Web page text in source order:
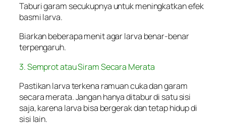
Taburi garam secukupnya untuk meningkatkan efek
basmi larva.
Biarkan beberapa menit agar larva benar-benar
terpengaruh.
3. Semprot atau Siram Secara Merata
Pastikan larva terkena ramuan cuka dan garam
secara merata. Jangan hanya ditabur di satu sisi
saja, karena larva bisa bergerak dan tetap hidup di
sisi lain.